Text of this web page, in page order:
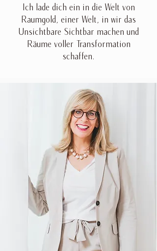
Ich lade dich ein in die Welt von
Raumgold, einer Welt, in wir das
Unsichtbare Sichtbar machen und
Räume voller Transformation
schaffen.